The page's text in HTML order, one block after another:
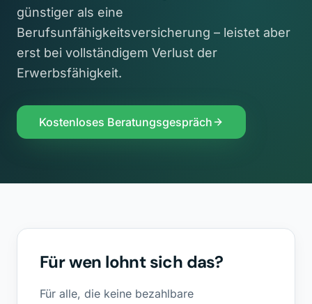
günstiger als eine
Berufsunfähigkeitsversicherung – leistet aber
erst bei vollständigem Verlust der
Erwerbsfähigkeit.
Kostenloses Beratungsgespräch
Für wen lohnt sich das?
Für alle, die keine bezahlbare